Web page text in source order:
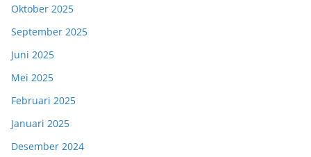
Oktober 2025
September 2025
Juni 2025
Mei 2025
Februari 2025
Januari 2025
Desember 2024